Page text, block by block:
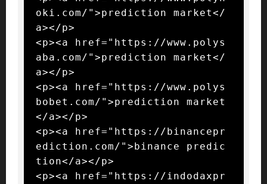
oki.com/">prediction market</
a></p>
<p><a href="https://www.polys
aba.com/">prediction market</
a></p>
<p><a href="https://www.polys
bobet.com/">prediction market
</a></p>
<p><a href="https://binancepr
ediction.com/">binance predic
tion</a></p>
<p><a href="https://indodaxpr